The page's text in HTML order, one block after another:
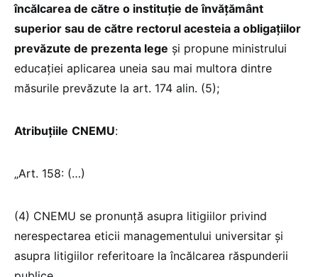
încălcarea de către o instituție de învățământ
superior sau de către rectorul acesteia a obligațiilor
prevăzute de prezenta lege și propune ministrului
educației aplicarea uneia sau mai multora dintre
măsurile prevăzute la art. 174 alin. (5);
Atribuțiile CNEMU:
„Art. 158: (…)
(4) CNEMU se pronunță asupra litigiilor privind
nerespectarea eticii managementului universitar și
asupra litigiilor referitoare la încălcarea răspunderii